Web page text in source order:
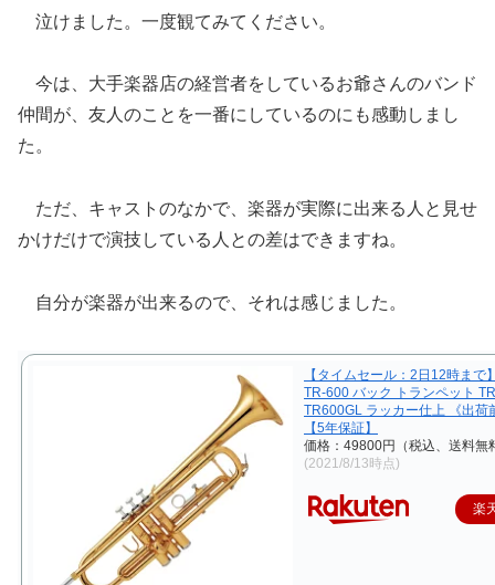
泣けました。一度観てみてください。
今は、大手楽器店の経営者をしているお爺さんのバンド
仲間が、友人のことを一番にしているのにも感動しまし
た。
ただ、キャストのなかで、楽器が実際に出来る人と見せ
かけだけで演技している人との差はできますね。
自分が楽器が出来るので、それは感じました。
【タイムセール：2日12時まで
TR-600 バック トランペット
TR600GL ラッカー仕上 《出荷
【5年保証】
価格：49800円（税込、送料無
(2021/8/13時点)
楽